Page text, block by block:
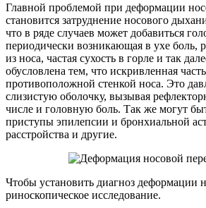
Главной проблемой при деформации
становится затруднение носового
что в ряде случаев может добавиться
периодически возникающая в ухе боль,
из носа, частая сухость в горле и так
обусловлена тем, что искривленная
противоположной стенкой носа. Это
слизистую оболочку, вызывая
числе и головную боль. Так же могут
приступы эпилепсии и бронхиальной
расстройства и другие.
Чтобы установить диагноз деформации
риноскопическое исследование.